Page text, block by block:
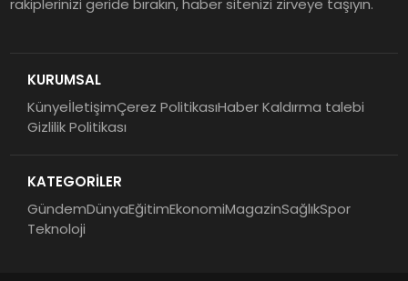
rakiplerinizi geride bırakın, haber sitenizi zirveye taşıyın.
KURUMSAL
KünyeİletişimÇerez PolitikasıHaber Kaldırma talebi
Gizlilik Politikası
KATEGORİLER
GündemDünyaEğitimEkonomiMagazinSağlıkSpor
Teknoloji